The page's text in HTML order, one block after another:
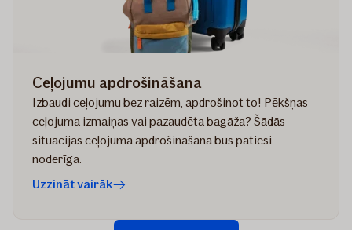
Ceļojumu apdrošināšana
Izbaudi ceļojumu bez raizēm, apdrošinot to! Pēkšņas
ceļojuma izmaiņas vai pazaudēta bagāža? Šādās
situācijās ceļojuma apdrošināšana būs patiesi
noderīga.
Uzzināt vairāk